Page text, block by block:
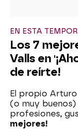
EN ESTA
Los 7
Valls en
de reírte!
El propio Arturo
(o muy buenos)
profesiones,
mejores!